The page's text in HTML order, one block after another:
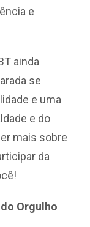
e
ainda
se
e uma
e do
mais sobre
da
Orgulho